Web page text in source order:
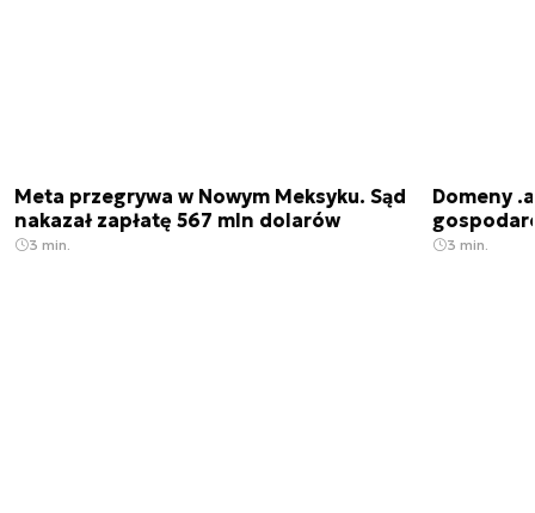
Meta przegrywa w Nowym Meksyku. Sąd
nakazał zapłatę 567 mln dolarów
3 min.
Domeny
3 min.